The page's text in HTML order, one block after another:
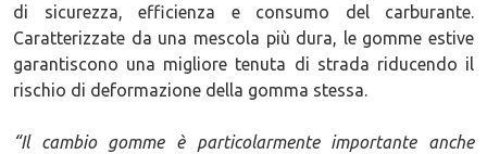
di sicurezza, efficienza e consumo del carburante.
Caratterizzate da una mescola più dura, le gomme estive
garantiscono una migliore tenuta di strada riducendo il
rischio di deformazione della gomma stessa.
“Il cambio gomme è particolarmente importante anche